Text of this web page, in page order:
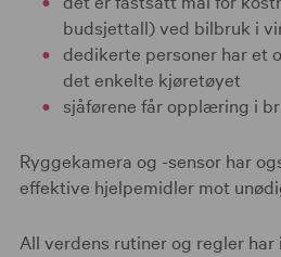
budsjettall) ved bilbruk i
dedikerte personer har et
det enkelte kjøretøyet
sjåførene får opplæring i
Ryggekamera og -sensor har
effektive hjelpemidler mot
All verdens rutiner og regler